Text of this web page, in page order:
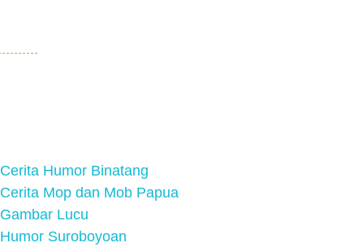
Cerita Humor Binatang
Cerita Mop dan Mob Papua
Gambar Lucu
Humor Suroboyoan